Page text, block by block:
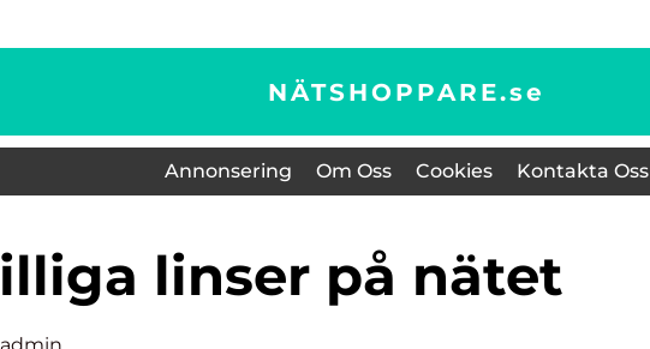
NÄTSHOPPARE.se
Annonsering Om Oss Cookies Kontakta Oss
billiga linser på nätet